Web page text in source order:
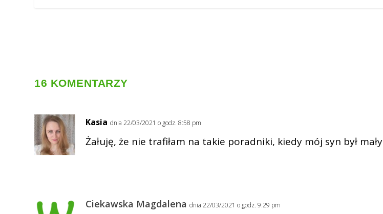
16 KOMENTARZY
Kasia dnia 22/03/2021 o godz. 8:58 pm
Żałuję, że nie trafiłam na takie poradniki, kiedy mój syn był mały
Ciekawska Magdalena dnia 22/03/2021 o godz. 9:29 pm